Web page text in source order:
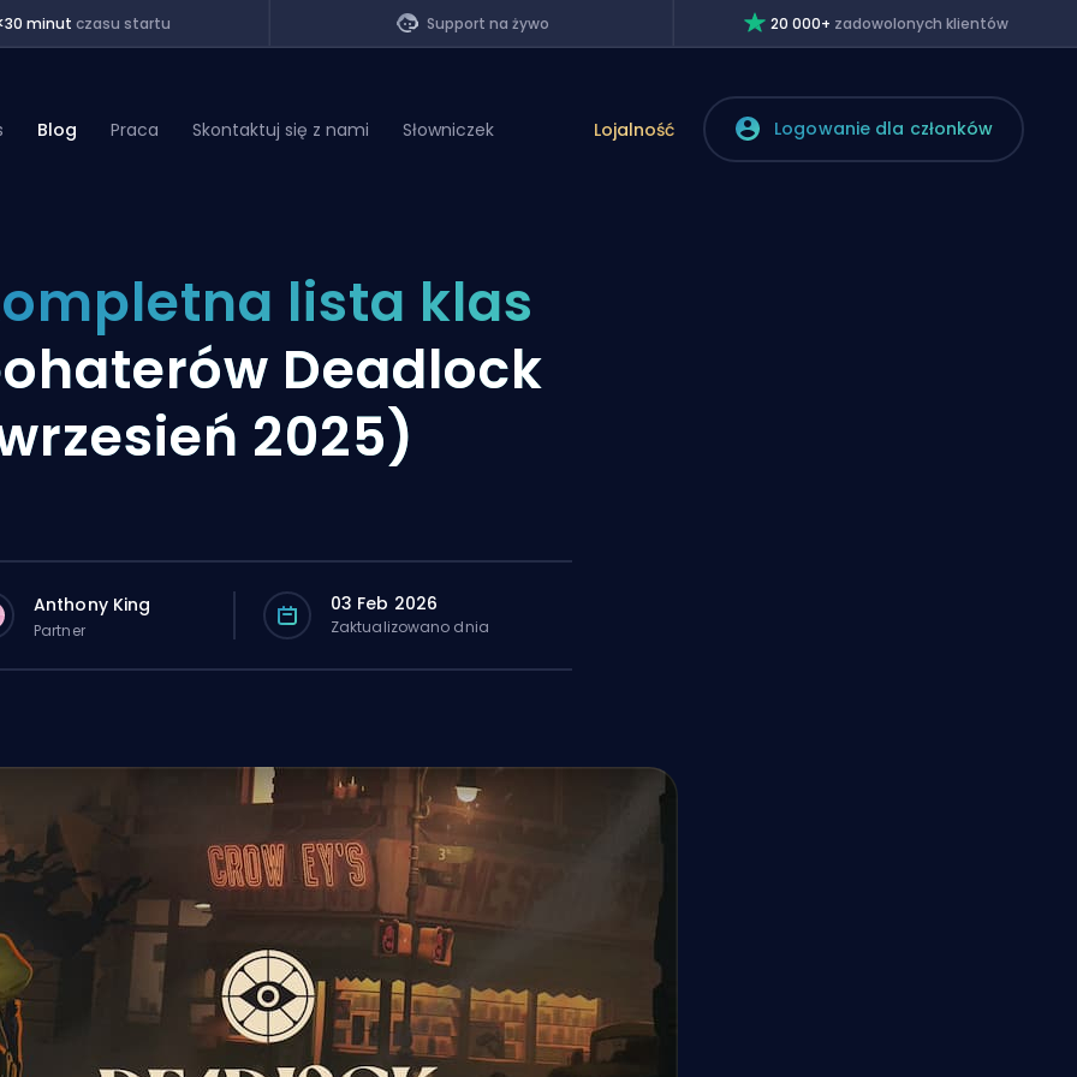
minutczasu startu Support na żywo 20 000+ zadowolonych klientów
Blog Praca Skontaktuj się z nami Słowniczek Lojalność Logowanie dla członków
lista klas
Deadlock
2025)
Anthony King
Partner
03 Feb 2026
Zaktualizowano dnia